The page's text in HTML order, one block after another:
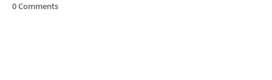
0 Comments